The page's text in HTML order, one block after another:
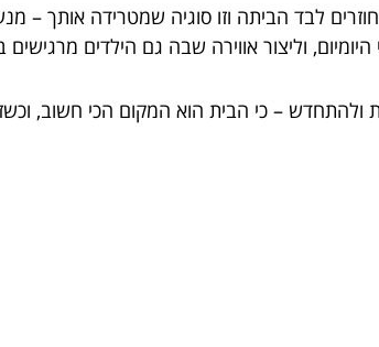
לבד הביתה וזו סוגיה שמטרידה אותך –
וליצור אווירה שבה גם הילדים
ולהתחדש – כי הבית הוא המקום הכי חשוב,